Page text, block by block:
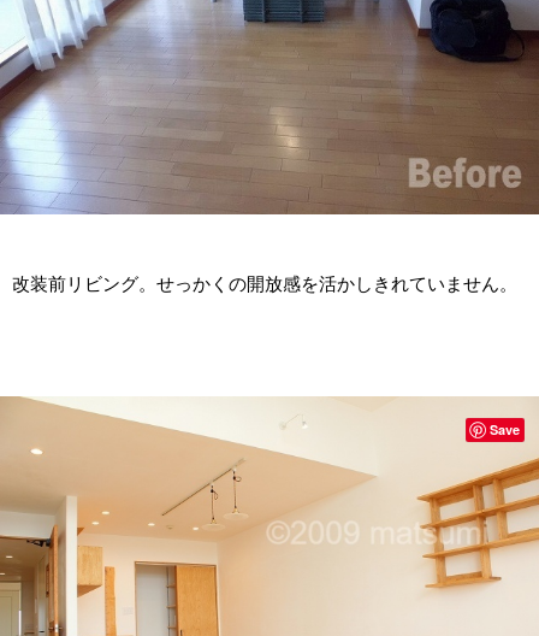
改装前リビング。せっかくの開放感を活かしきれていません。
Save